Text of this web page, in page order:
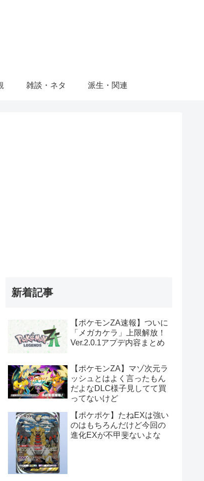
雑談・ネタ 派生・関連
新着記事
【ポケモンZA速報】ついに
「メガカケラ」上限解放！
Ver.2.0.1アプデ内容まとめ
【ポケモンZA】マゾ次元ラ
ッシュとはよく言ったもん
だよなDLC様子見してて買
ってないけど
【ポケポケ】たねEXは強い
のはもちろんだけど今回の
進化EXが不甲斐ないよな